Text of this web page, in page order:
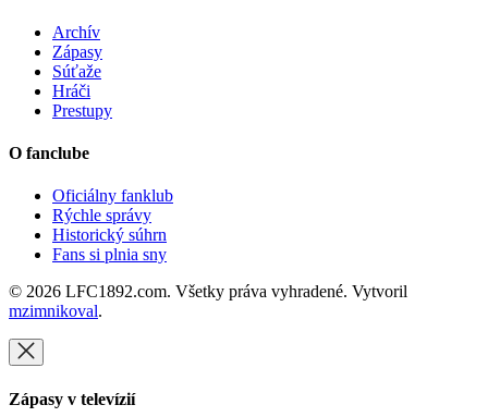
Archív
Zápasy
Súťaže
Hráči
Prestupy
O fanclube
Oficiálny fanklub
Rýchle správy
Historický súhrn
Fans si plnia sny
© 2026 LFC1892.com. Všetky práva vyhradené. Vytvoril
mzimnikoval.
Zápasy v televízií